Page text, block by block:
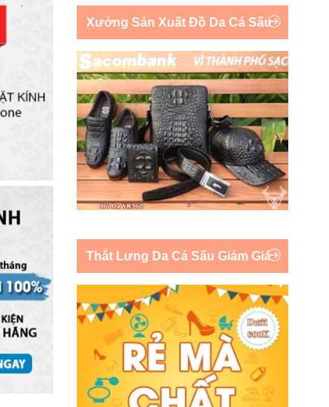
Xưởng Sản Xuất Đồ Da Cá Sấu
Thắt Lưng Da Cá Sấu Giảm Giá